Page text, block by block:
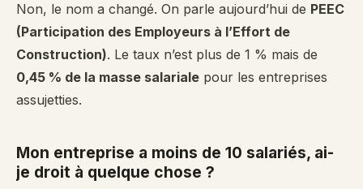
Non, le nom a changé. On parle aujourd’hui de PEEC
(Participation des Employeurs à l’Effort de
Construction). Le taux n’est plus de 1 % mais de
0,45 % de la masse salariale pour les entreprises
assujetties.
Mon entreprise a moins de 10 salariés, ai-
je droit à quelque chose ?